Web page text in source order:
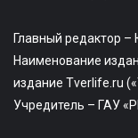
Главный редактор
Наименование
издание Tverlife.ru
Учредитель – ГАУ